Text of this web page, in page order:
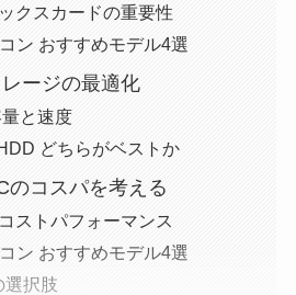
クスカードの重要性
ン おすすめモデル4選
ージの最適化
と速度
どちらがベストか
のコスパを考える
ストパフォーマンス
ン おすすめモデル4選
選択肢